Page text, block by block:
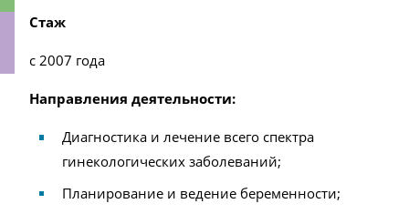
Стаж
c 2007 года
Направления деятельности:
Диагностика и лечение всего спектра
гинекологических заболеваний;
Планирование и ведение беременности;